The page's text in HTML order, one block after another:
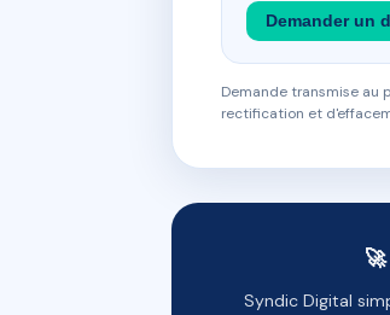
Demander un
Demande transmise au
rectification et
Syndic Digital